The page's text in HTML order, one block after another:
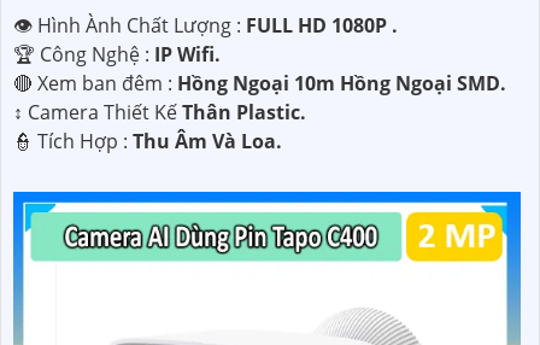
👁 Hình Ành Chất Lượng : FULL HD 1080P .
🏆 Công Nghệ : IP Wifi.
🔴 Xem ban đêm : Hồng Ngoại 10m Hồng Ngoại SMD.
↕️ Camera Thiết KếThân Plastic.
️👮 Tích Hợp : Thu Âm Và Loa.